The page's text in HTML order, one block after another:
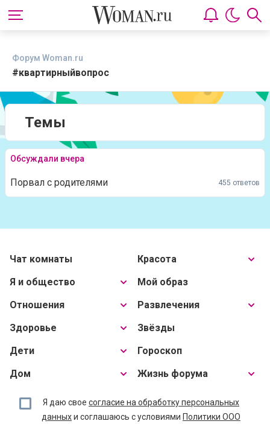
Форум Woman.ru
#квартирныйвопрос
Темы
Обсуждали вчера
Порвал с родителями 455 ответов
Чат комнаты
Я и общество
Отношения
Здоровье
Дети
Дом
Красота
Мой образ
Развлечения
Звёзды
Гороскоп
Жизнь форума
Я даю свое согласие на обработку персональных
данныхи соглашаюсь с условиями Политики ООО